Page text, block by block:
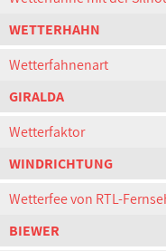
WETTERHAHN
Wetterfahnenart
GIRALDA
Wetterfaktor
WINDRICHTUNG
Wetterfee von RTL-
BIEWER